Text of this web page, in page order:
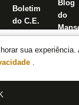
sua experiência.
.
Boletim
do C.E.
Blog
do